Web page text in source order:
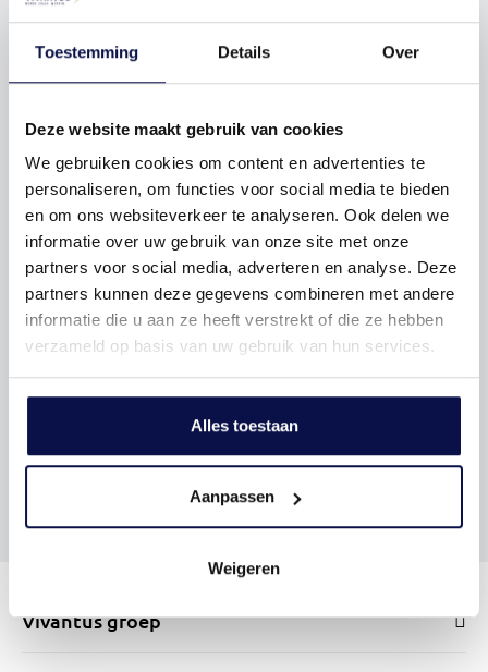
Toestemming Details Over
Deze website maakt gebruik van cookies
We gebruiken cookies om content en advertenties te
personaliseren, om functies voor social media te bieden
en om ons websiteverkeer te analyseren. Ook delen we
informatie over uw gebruik van onze site met onze
partners voor social media, adverteren en analyse. Deze
partners kunnen deze gegevens combineren met andere
informatie die u aan ze heeft verstrekt of die ze hebben
verzameld op basis van uw gebruik van hun services.
Alles toestaan
Aanpassen
Weigeren
Vivantus groep